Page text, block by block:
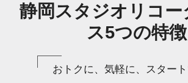
静岡スタジオリコー
ス5つの特徴
おトクに、気軽に、スター